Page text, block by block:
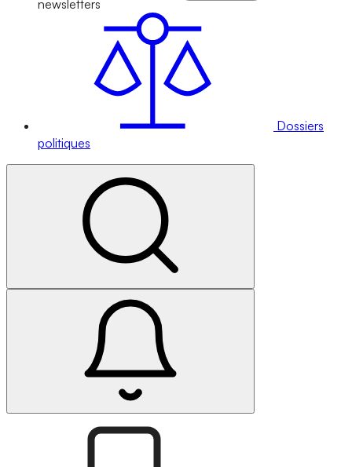
newsletters
Dossiers
politiques